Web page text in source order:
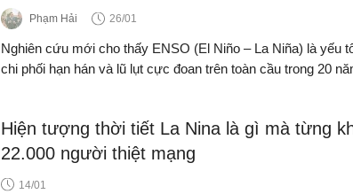
đoan trên toàn cầu
Phạm Hải 26/01
Nghiên cứu mới cho thấy ENSO (El Niño – La Niña) là yếu
chi phối hạn hán và lũ lụt cực đoan trên toàn cầu trong 20
Hiện tượng thời tiết La Nina là gì mà từng
22.000 người thiệt mạng
14/01